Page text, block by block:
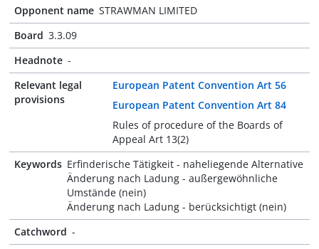
Opponent name STRAWMAN LIMITED
Board 3.3.09
Headnote -
Relevant legal
provisions
European Patent Convention Art 56
European Patent Convention Art 84
Rules of procedure of the Boards of
Appeal Art 13(2)
Keywords Erfinderische Tätigkeit - naheliegende Alternative
Änderung nach Ladung - außergewöhnliche
Umstände (nein)
Änderung nach Ladung - berücksichtigt (nein)
Catchword -